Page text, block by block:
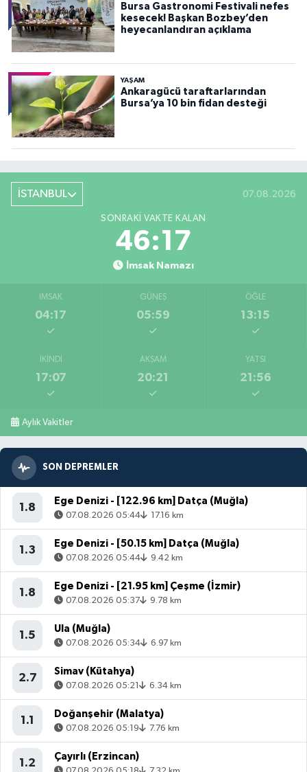
Bursa Gastronomi Festivali nefes
kesecek! Başkan Bozbey’den
heyecanlandıran açıklama
YAŞAM
Ankaragücü taraftarlarından
Bursa’ya 10 bin fidan desteği
İSTANBUL 07.08.2026
SONRAKI VAKTE KALAN
46:16
İmsak Namazı
İMSAK
04:17
GÜNEŞ
05:59
ÖĞLE
13:15
İKINDI
17:07
AKŞAM
20:21
YATSI
21:56
Aylık Vakitler
SON DEPREMLER
1.8
Ege Denizi - [122.96 km] Datça (Muğla)
07.08.2026 05:44 17.16 km
1.3
Ege Denizi - [50.15 km] Datça (Muğla)
07.08.2026 05:44 9.42 km
1.8
Ege Denizi - [21.95 km] Çeşme (İzmir)
07.08.2026 05:37 9.78 km
1.5
Ula (Muğla)
07.08.2026 05:34 6.97 km
2.7
Simav (Kütahya)
07.08.2026 05:21 6.34 km
1.1
Doğanşehir (Malatya)
07.08.2026 05:19 7.76 km
1.2
Çayırlı (Erzincan)